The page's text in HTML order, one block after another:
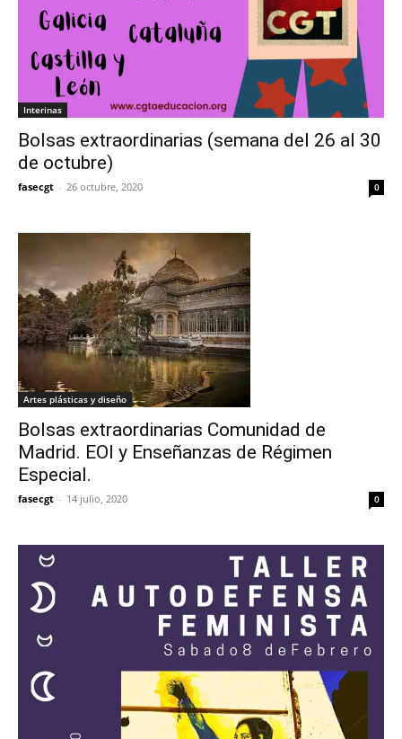
Interinas
Bolsas extraordinarias (semana del 26 al 30
de octubre)
fasecgt - 26 octubre, 2020 0
Artes plásticas y diseño
Bolsas extraordinarias Comunidad de
Madrid. EOI y Enseñanzas de Régimen
Especial.
fasecgt - 14 julio, 2020 0